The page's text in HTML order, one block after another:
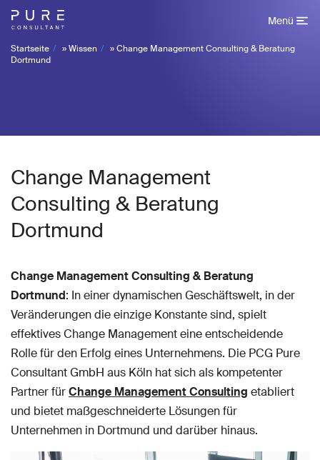
Menü
Startseite »Wissen »Change Management Consulting & Beratung
Dortmund
Change Management
Consulting & Beratung
Dortmund
Change Management Consulting & Beratung
Dortmund: In einer dynamischen Geschäftswelt, in der
Veränderungen die einzige Konstante sind, spielt
effektives Change Management eine entscheidende
Rolle für den Erfolg eines Unternehmens. Die PCG Pure
Consultant GmbH aus Köln hat sich als kompetenter
Partner fürChange Management Consulting etabliert
und bietet maßgeschneiderte Lösungen für
Unternehmen in Dortmund und darüber hinaus.